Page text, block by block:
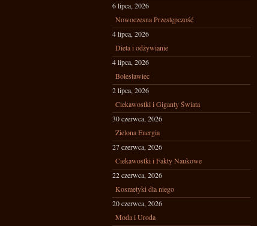
6 lipca, 2026
Nowoczesna Przestępczość
4 lipca, 2026
Dieta i odżywianie
4 lipca, 2026
Bolesławiec
2 lipca, 2026
Ciekawostki i Giganty Świata
30 czerwca, 2026
Zielona Energia
27 czerwca, 2026
Ciekawostki i Fakty Naukowe
22 czerwca, 2026
Kosmetyki dla niego
20 czerwca, 2026
Moda i Uroda